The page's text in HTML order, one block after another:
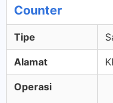
Counter
Tipe
Alamat
Operasi